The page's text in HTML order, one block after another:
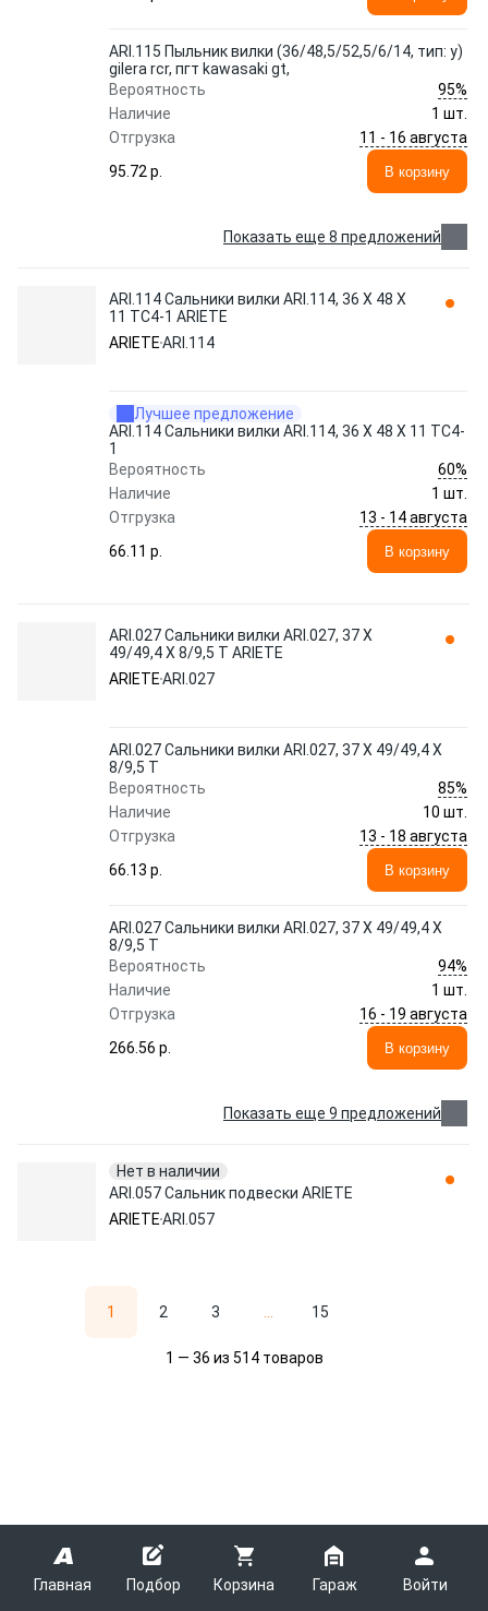
Главная Подбор Корзина Гараж Войти
ARI.115 Пыльник вилки (36/48,5/52,5/6/14, тип: y)
gilera rcr, пгт kawasaki gt,
Вероятность
95%
Наличие
1 шт.
Отгрузка
11 - 16 августа
95.72 p.
В корзину
Показать еще 8 предложений
ARI.114 Сальники вилки ARI.114, 36 X 48 X
11 TC4-1 ARIETE
ARIETEARI.114
Лучшее предложение
ARI.114 Сальники вилки ARI.114, 36 X 48 X 11 TC4-
1
Вероятность
60%
Наличие
1 шт.
Отгрузка
13 - 14 августа
66.11 p.
В корзину
ARI.027 Сальники вилки ARI.027, 37 X
49/49,4 X 8/9,5 T ARIETE
ARIETEARI.027
ARI.027 Сальники вилки ARI.027, 37 X 49/49,4 X
8/9,5 T
Вероятность
85%
Наличие
10 шт.
Отгрузка
13 - 18 августа
66.13 p.
В корзину
ARI.027 Сальники вилки ARI.027, 37 X 49/49,4 X
8/9,5 T
Вероятность
94%
Наличие
1 шт.
Отгрузка
16 - 19 августа
266.56 p.
В корзину
Показать еще 9 предложений
Нет в наличии
ARI.057 Сальник подвески ARIETE
ARIETEARI.057
1 2 3 15
1 — 36 из 514 товаров